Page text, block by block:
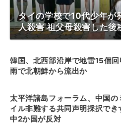
タイの学校で10代少年が
人殺害 祖父母殺害した後
韓国、北西部沿岸で地雷15個回
雨で北朝鮮から流出か
太平洋諸島フォーラム、中国の
イル非難する共同声明採択でき
中2か国が反対